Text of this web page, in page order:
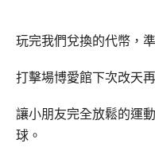
玩完我們兌換的代幣，
打擊場博愛館下次改天
讓小朋友完全放鬆的運
球。